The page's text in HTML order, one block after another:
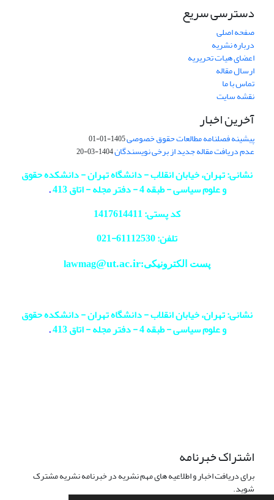
دسترسی سریع
صفحه اصلی
درباره نشریه
اعضای هیات تحریریه
ارسال مقاله
تماس با ما
نقشه سایت
آخرین اخبار
پیشینه فصلنامه مطالعات حقوق خصوصی1405-01-01
عدم دریافت مقاله جدید از برخی نویسندگان1404-03-20
نشانی: تهران، خیابان انقلاب - دانشگاه تهران - دانشکده حقوق
و علوم سیاسی - طبقه 4 - دفتر مجله - اتاق 413
.
کد پستی: 1417614411
تلفن: 61112530-
021
پست الکترونیکی:lawmag@ut.ac.ir
نشانی: تهران، خیابان انقلاب - دانشگاه تهران - دانشکده حقوق
و علوم سیاسی - طبقه 4 - دفتر مجله - اتاق 413
.
اشتراک خبرنامه
برای دریافت اخبار و اطلاعیه های مهم نشریه در خبرنامه نشریه مشترک
شوید.